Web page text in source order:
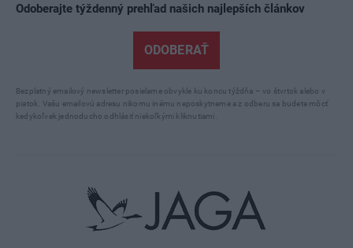
Odoberajte týždenný prehľad našich najlepších článkov
ODOBERAŤ
Bezplatný emailový newsletter posielame obvykle ku koncu týždňa – vo štvrtok alebo v
piatok. Vašu emailovú adresu nikomu inému neposkytneme a z odberu sa budete môcť
kedykoľvek jednoducho odhlásiť niekoľkými kliknutiami.